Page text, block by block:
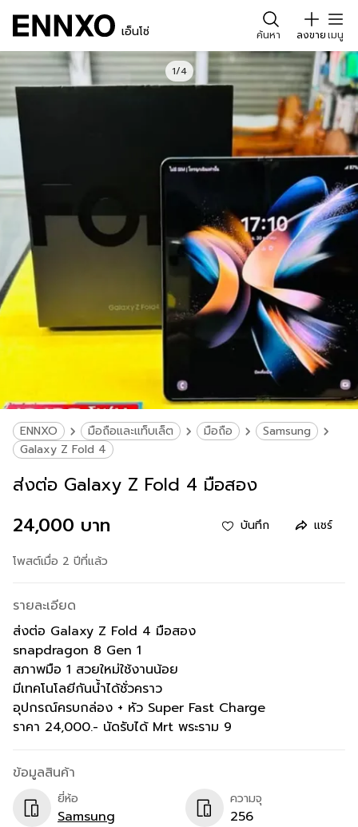
เอ็นโซ่ ค้นหา ลงขายเมนู
1/4
ENNXO มือถือและแท็บเล็ต มือถือ
Samsung
Galaxy Z Fold 4
ส่งต่อ Galaxy Z Fold 4 มือสอง
24,000 บาท
บันทึก แชร์
โพสต์เมื่อ 2 ปีที่แล้ว
รายละเอียด
ส่งต่อ Galaxy Z Fold 4 มือสอง
snapdragon 8 Gen 1
สภาพมือ 1 สวยใหม่ใช้งานน้อย
มีเทคโนโลยีกันน้ำได้ชั่วคราว
อุปกรณ์ครบกล่อง + หัว Super Fast Charge
ข้อมูลสินค้า
ยี่ห้อ
Samsung
ความจุ
256